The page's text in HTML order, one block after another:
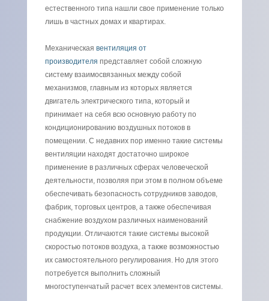
естественного типа нашли свое применение только
лишь в частных домах и квартирах.
Механическая вентиляция от
производителя представляет собой сложную
систему взаимосвязанных между собой
механизмов, главным из которых является
двигатель электрического типа, который и
принимает на себя всю основную работу по
кондиционированию воздушных потоков в
помещении. С недавних пор именно такие системы
вентиляции находят достаточно широкое
применение в различных сферах человеческой
деятельности, позволяя при этом в полном объеме
обеспечивать безопасность сотрудников заводов,
фабрик, торговых центров, а также обеспечивая
снабжение воздухом различных наименований
продукции. Отличаются такие системы высокой
скоростью потоков воздуха, а также возможностью
их самостоятельного регулирования. Но для этого
потребуется выполнить сложный
многоступенчатый расчет всех элементов системы.